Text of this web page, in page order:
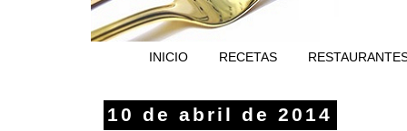
INICIO RECETAS
10 de abril de 2014